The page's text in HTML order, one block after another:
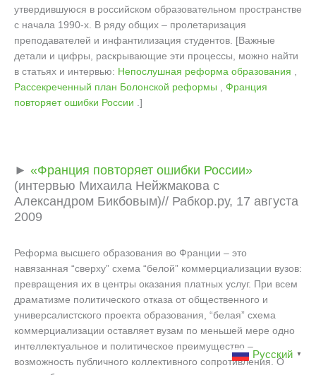
утвердившуюся в российском образовательном пространстве
с начала 1990-х. В ряду общих – пролетаризация
преподавателей и инфантилизация студентов. [Важные
детали и цифры, раскрывающие эти процессы, можно найти
в статьях и интервью: Непослушная реформа образования
Рассекреченный план Болонской реформы
Франция
повторяет ошибки России .]
► «Франция повторяет ошибки России»
(интервью Михаила Нейжмакова с
Александром Бикбовым)// Рабкор.ру, 17 августа
2009
Реформа высшего образования во Франции – это
навязанная “сверху” схема “белой” коммерциализации вузов:
превращения их в центры оказания платных услуг. При всем
драматизме политического отказа от общественного и
универсалистского проекта образования, “белая” схема
коммерциализации оставляет вузам по меньшей мере одно
интеллектуальное и политическое преимущество –
возможность публичного коллективного сопротивления. О
Русский ▼